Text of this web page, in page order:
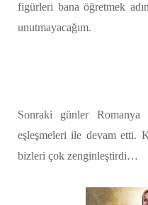
figürleri bana öğretmek
unutmayacağım.
Sonraki günler
eşleşmeleri ile devam etti.
bizleri çok zenginleştirdi…